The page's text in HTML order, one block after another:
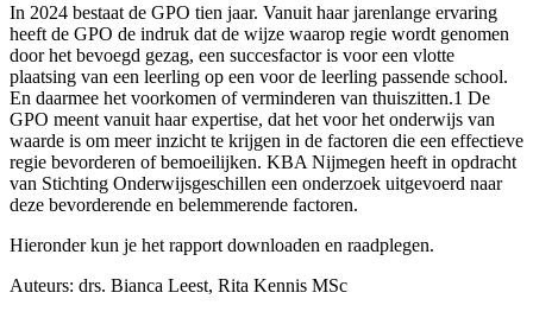
In 2024 bestaat de GPO tien jaar. Vanuit haar jarenlange ervaring
heeft de GPO de indruk dat de wijze waarop regie wordt genomen
door het bevoegd gezag, een succesfactor is voor een vlotte
plaatsing van een leerling op een voor de leerling passende school.
En daarmee het voorkomen of verminderen van thuiszitten.1 De
GPO meent vanuit haar expertise, dat het voor het onderwijs van
waarde is om meer inzicht te krijgen in de factoren die een effectieve
regie bevorderen of bemoeilijken. KBA Nijmegen heeft in opdracht
van Stichting Onderwijsgeschillen een onderzoek uitgevoerd naar
deze bevorderende en belemmerende factoren.
Hieronder kun je het rapport downloaden en raadplegen.
Auteurs: drs. Bianca Leest, Rita Kennis MSc